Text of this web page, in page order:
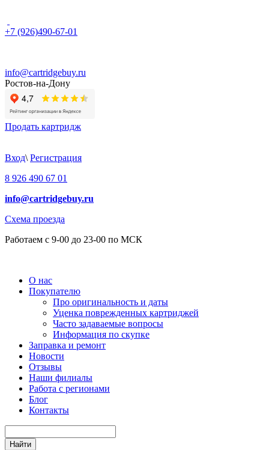
+7 (926)490-67-01
info@cartridgebuy.ru
Ростов-на-Дону
Продать картридж
Вход\ Регистрация
8 926 490 67 01
info@cartridgebuy.ru
Схема проезда
Работаем с 9-00 до 23-00 по МСК
О нас
Покупателю
Про оригинальность и даты
Уценка поврежденных картриджей
Часто задаваемые вопросы
Информация по скупке
Заправка и ремонт
Новости
Отзывы
Наши филиалы
Работа с регионами
Блог
Контакты
Найти